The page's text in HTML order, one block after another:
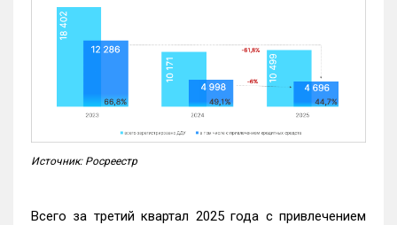
Источник: Росреестр
Всего за третий квартал 2025 года с привлечением